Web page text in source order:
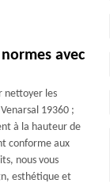
avec
nettoyer les
19360 ;
à la hauteur de
conforme aux
nous vous
esthétique et